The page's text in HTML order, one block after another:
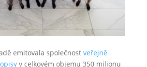
emitovala společnost veřejně
v celkovém objemu 350 milionu